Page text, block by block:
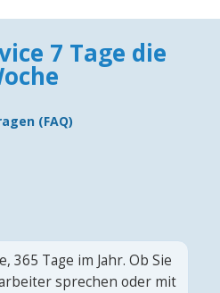
7 Tage die
(FAQ)
365 Tage im Jahr. Ob Sie
sprechen oder mit